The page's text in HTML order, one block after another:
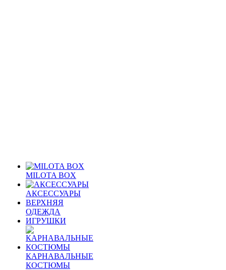
MILOTA BOX
АКСЕССУАРЫ
ВЕРХНЯЯ
ОДЕЖДА
ИГРУШКИ
КАРНАВАЛЬНЫЕ
КОСТЮМЫ